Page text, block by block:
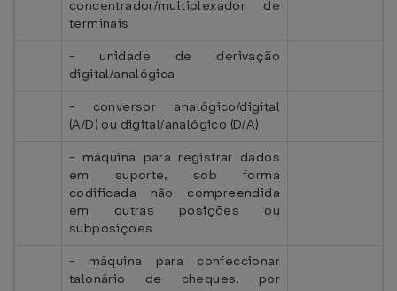
concentrador/multiplexador de
terminais
- unidade de derivação
digital/analógica
- conversor analógico/digital
(A/D) ou digital/analógico (D/A)
- máquina para registrar dados
em suporte, sob forma
codificada não compreendida
em outras posições ou
subposições
- máquina para confeccionar
talonário de cheques, por